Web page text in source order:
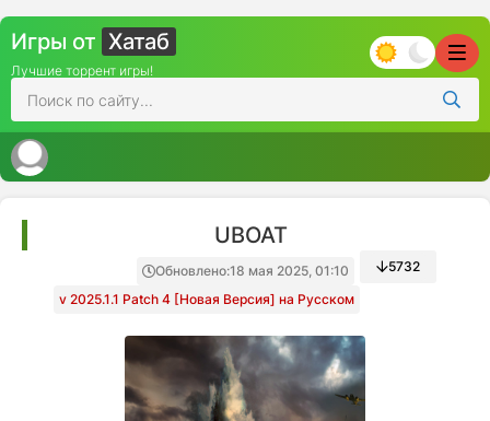
Игры от Хатаб
Лучшие торрент игры!
UBOAT
Обновлено:18 мая 2025, 01:10
v 2025.1.1 Patch 4 [Новая Версия] на Русском
5732